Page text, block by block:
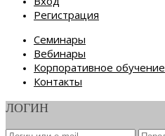
Регистрация
Семинары
Вебинары
Корпоративное обучение
Контакты
ЛОГИН